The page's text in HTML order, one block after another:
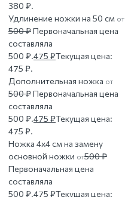
380 ₽.
Удлинение ножки на 50 см от
500₽Первоначальная цена
составляла
500 ₽.475 ₽Текущая цена:
475 ₽.
Дополнительная ножка от
500₽Первоначальная цена
составляла
500 ₽.475 ₽Текущая цена:
475 ₽.
Ножка 4х4 см на замену
основной ножки от500₽
Первоначальная цена
составляла
500 ₽.475 ₽Текущая цена: